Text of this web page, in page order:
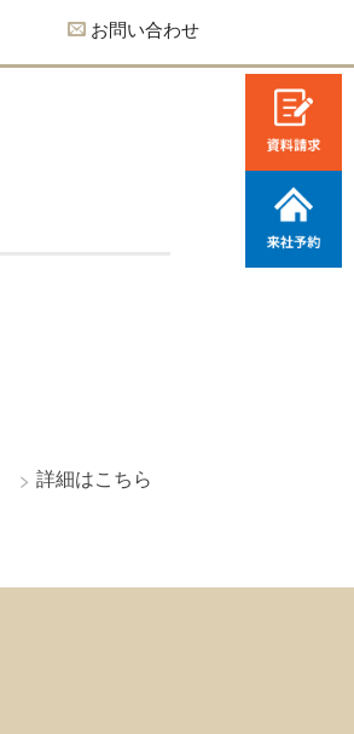
お問い合わせ
詳細はこちら